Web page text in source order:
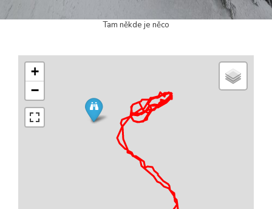
Tam někde je něco
+
−